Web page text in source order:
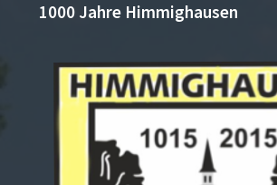
1000 Jahre Himmighausen